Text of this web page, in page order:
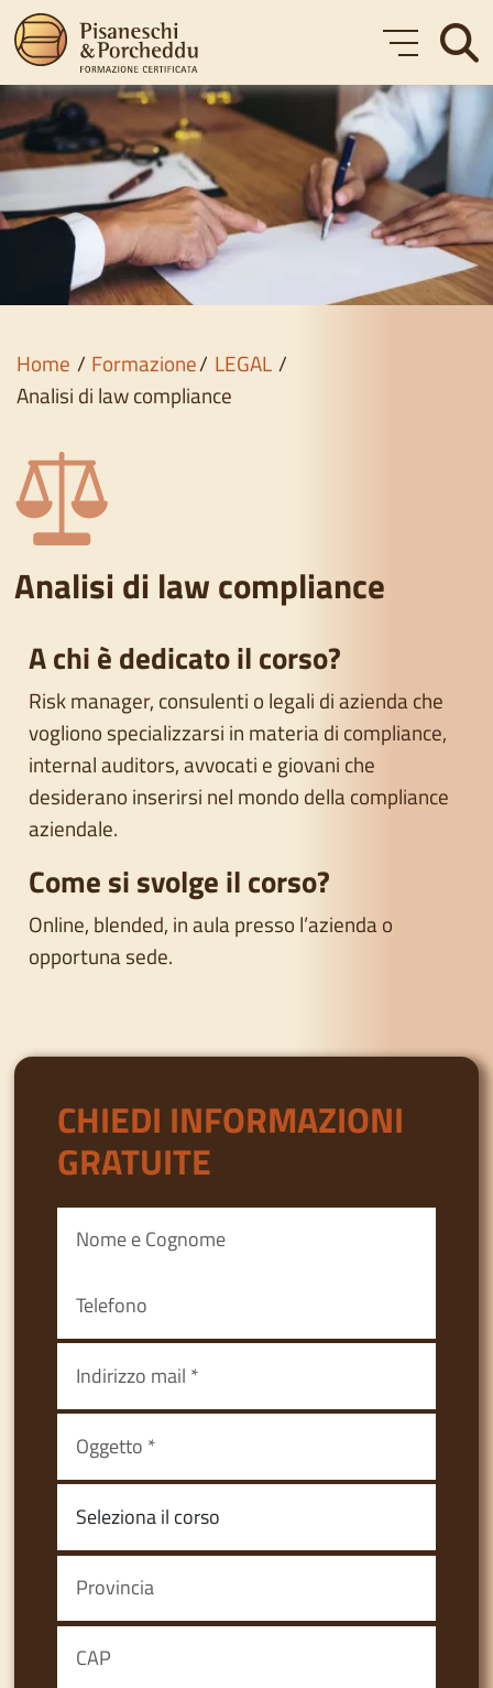
Formazione
Corsi gratuiti
Chi siamo
Contatti
Home Formazione LEGAL
Analisi di law compliance
Analisi di law compliance
A chi è dedicato il corso?
Risk manager, consulenti o legali di azienda che
vogliono specializzarsi in materia di compliance,
internal auditors, avvocati e giovani che
desiderano inserirsi nel mondo della compliance
aziendale.
Come si svolge il corso?
Online, blended, in aula presso l’azienda o
opportuna sede.
CHIEDI INFORMAZIONI
GRATUITE